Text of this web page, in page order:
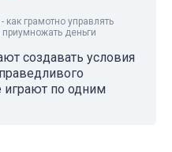
грамотно управлять
деньги
создавать условия
играют по одним